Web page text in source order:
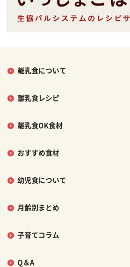
離乳食について
離乳食レシピ
離乳食OK食材
おすすめ食材
幼児食について
月齢別まとめ
子育てコラム
Q＆A